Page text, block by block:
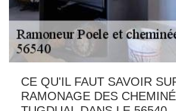
CE QU'IL FAUT SAVOIR
RAMONAGE DES